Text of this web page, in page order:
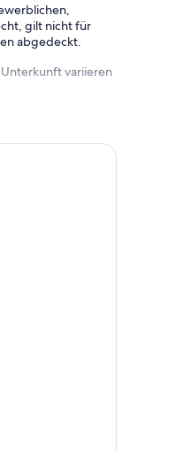
gilt nicht für
abgedeckt.
variieren